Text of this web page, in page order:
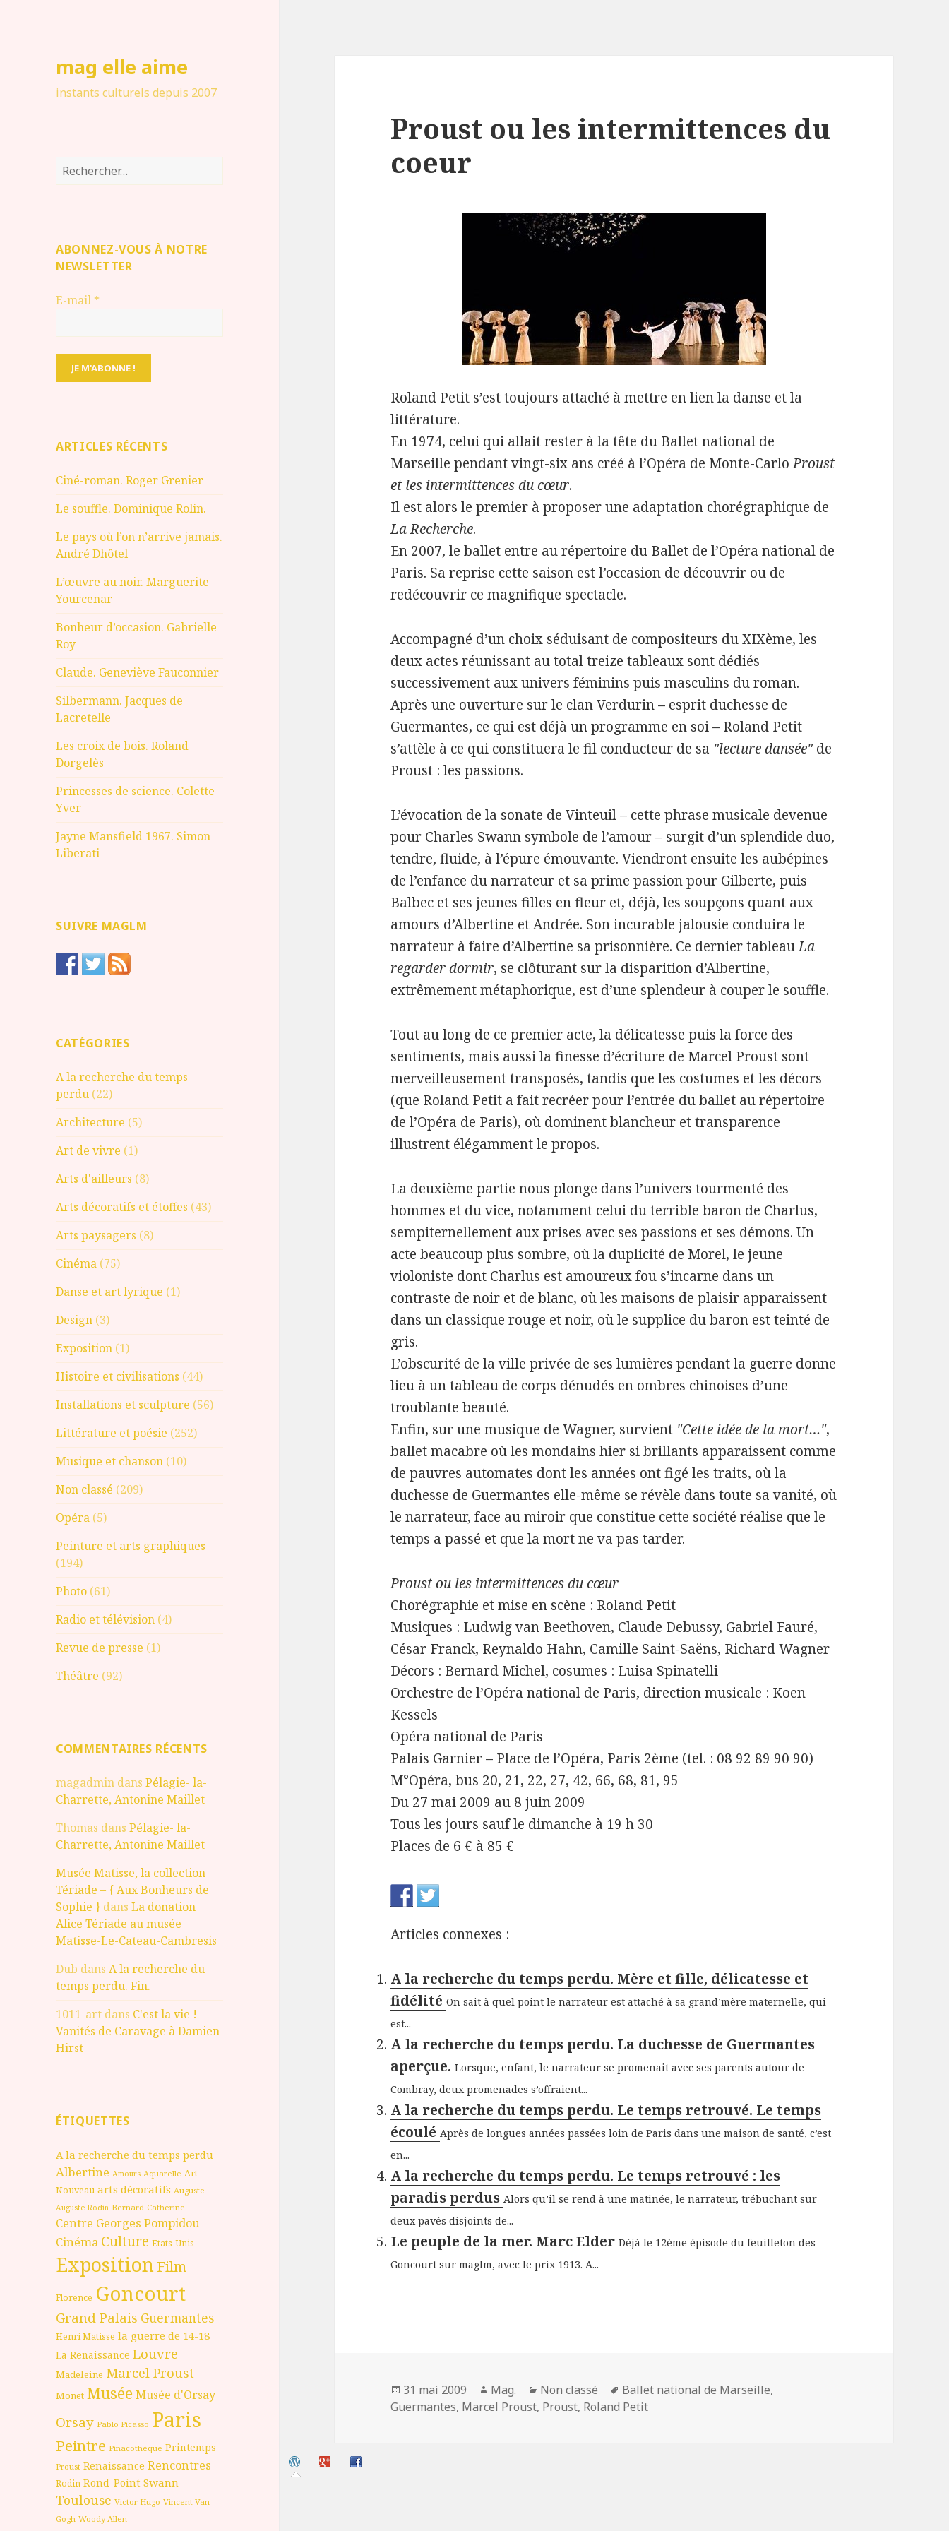
mag elle aime
instants culturels depuis 2007
Rechercher :
ABONNEZ-VOUS À NOTRE
NEWSLETTER
E-mail *
ARTICLES RÉCENTS
Ciné-roman. Roger Grenier
Le souffle. Dominique Rolin.
Le pays où l’on n’arrive jamais.
André Dhôtel
L’œuvre au noir. Marguerite
Yourcenar
Bonheur d’occasion. Gabrielle
Roy
Claude. Geneviève Fauconnier
Silbermann. Jacques de
Lacretelle
Les croix de bois. Roland
Dorgelès
Princesses de science. Colette
Yver
Jayne Mansfield 1967. Simon
Liberati
SUIVRE MAGLM
CATÉGORIES
A la recherche du temps
perdu (22)
Architecture (5)
Art de vivre (1)
Arts d'ailleurs (8)
Arts décoratifs et étoffes (43)
Arts paysagers (8)
Cinéma (75)
Danse et art lyrique (1)
Design (3)
Exposition (1)
Histoire et civilisations (44)
Installations et sculpture (56)
Littérature et poésie (252)
Musique et chanson (10)
Non classé (209)
Opéra (5)
Peinture et arts graphiques
(194)
Photo (61)
Radio et télévision (4)
Revue de presse (1)
Théâtre (92)
COMMENTAIRES RÉCENTS
magadmin dansPélagie- la-
Charrette, Antonine Maillet
Thomas dansPélagie- la-
Charrette, Antonine Maillet
Musée Matisse, la collection
Tériade – { Aux Bonheurs de
Sophie } dansLa donation
Alice Tériade au musée
Matisse-Le-Cateau-Cambresis
Dub dansA la recherche du
temps perdu. Fin.
1011-art dans C'est la vie !
Vanités de Caravage à Damien
Hirst
ÉTIQUETTES
A la recherche du temps perdu
Albertine Amours Aquarelle Art
Nouveau arts décoratifs Auguste
Auguste Rodin Bernard Catherine
Centre Georges Pompidou
Cinéma Culture Etats-Unis
ExpositionFilm
Florence Goncourt
Grand Palais Guermantes
Henri Matisse la guerre de 14-18
La Renaissance Louvre
Madeleine Marcel Proust
Monet Musée Musée d'Orsay
Orsay Pablo Picasso Paris
Peintre Pinacothèque Printemps
Proust Renaissance Rencontres
Rodin Rond-Point Swann
Toulouse Victor Hugo Vincent Van
Gogh Woody Allen
Proust ou les intermittences du
coeur
Roland Petit s’est toujours attaché à mettre en lien la danse et la
littérature.
En 1974, celui qui allait rester à la tête du Ballet national de
Marseille pendant vingt-six ans créé à l’Opéra de Monte-CarloProust
et les intermittences du cœur.
Il est alors le premier à proposer une adaptation chorégraphique de
La Recherche.
En 2007, le ballet entre au répertoire du Ballet de l’Opéra national de
Paris. Sa reprise cette saison est l’occasion de découvrir ou de
redécouvrir ce magnifique spectacle.
Accompagné d’un choix séduisant de compositeurs du XIXème, les
deux actes réunissant au total treize tableaux sont dédiés
successivement aux univers féminins puis masculins du roman.
Après une ouverture sur le clan Verdurin – esprit duchesse de
Guermantes, ce qui est déjà un programme en soi – Roland Petit
s’attèle à ce qui constituera le fil conducteur de sa "lecture dansée"de
Proust : les passions.
L’évocation de la sonate de Vinteuil – cette phrase musicale devenue
pour Charles Swann symbole de l’amour – surgit d’un splendide duo,
tendre, fluide, à l’épure émouvante. Viendront ensuite les aubépines
de l’enfance du narrateur et sa prime passion pour Gilberte, puis
Balbec et ses jeunes filles en fleur et, déjà, les soupçons quant aux
amours d’Albertine et Andrée. Son incurable jalousie conduira le
narrateur à faire d’Albertine sa prisonnière. Ce dernier tableauLa
regarder dormir, se clôturant sur la disparition d’Albertine,
extrêmement métaphorique, est d’une splendeur à couper le souffle.
Tout au long de ce premier acte, la délicatesse puis la force des
sentiments, mais aussi la finesse d’écriture de Marcel Proust sont
merveilleusement transposés, tandis que les costumes et les décors
(que Roland Petit a fait recréer pour l’entrée du ballet au répertoire
de l’Opéra de Paris), où dominent blancheur et transparence
illustrent élégamment le propos.
La deuxième partie nous plonge dans l’univers tourmenté des
hommes et du vice, notamment celui du terrible baron de Charlus,
sempiternellement aux prises avec ses passions et ses démons. Un
acte beaucoup plus sombre, où la duplicité de Morel, le jeune
violoniste dont Charlus est amoureux fou s’incarne dans un
contraste de noir et de blanc, où les maisons de plaisir apparaissent
dans un classique rouge et noir, où le supplice du baron est teinté de
gris.
L’obscurité de la ville privée de ses lumières pendant la guerre donne
lieu à un tableau de corps dénudés en ombres chinoises d’une
troublante beauté.
Enfin, sur une musique de Wagner, survient "Cette idée de la mort…",
ballet macabre où les mondains hier si brillants apparaissent comme
de pauvres automates dont les années ont figé les traits, où la
duchesse de Guermantes elle-même se révèle dans toute sa vanité, où
le narrateur, face au miroir que constitue cette société réalise que le
temps a passé et que la mort ne va pas tarder.
Proust ou les intermittences du cœur
Chorégraphie et mise en scène : Roland Petit
Musiques : Ludwig van Beethoven, Claude Debussy, Gabriel Fauré,
César Franck, Reynaldo Hahn, Camille Saint-Saëns, Richard Wagner
Décors : Bernard Michel, cosumes : Luisa Spinatelli
Orchestre de l’Opéra national de Paris, direction musicale : Koen
Kessels
Opéra national de Paris
Palais Garnier – Place de l’Opéra, Paris 2ème (tel. : 08 92 89 90 90)
M°Opéra, bus 20, 21, 22, 27, 42, 66, 68, 81, 95
Du 27 mai 2009 au 8 juin 2009
Tous les jours sauf le dimanche à 19 h 30
Places de 6 € à 85 €
Articles connexes :
A la recherche du temps perdu. Mère et fille, délicatesse et
fidélitéOn sait à quel point le narrateur est attaché à sa grand’mère maternelle, qui
est...
A la recherche du temps perdu. La duchesse de Guermantes
aperçue.Lorsque, enfant, le narrateur se promenait avec ses parents autour de
Combray, deux promenades s’offraient...
A la recherche du temps perdu. Le temps retrouvé. Le temps
écouléAprès de longues années passées loin de Paris dans une maison de santé, c’est
en...
A la recherche du temps perdu. Le temps retrouvé : les
paradis perdusAlors qu’il se rend à une matinée, le narrateur, trébuchant sur
deux pavés disjoints de...
Le peuple de la mer. Marc ElderDéjà le 12ème épisode du feuilleton des
Goncourt sur maglm, avec le prix 1913. A...
Publié
le
31 mai 2009 Auteur
Mag. Catégories
Non classé
Mots-
clés
Ballet national de Marseille,
Guermantes, Marcel Proust, Proust, Roland Petit